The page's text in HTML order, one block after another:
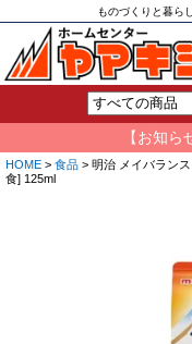
ものづくりと暮ら
【お知
HOME > 食品 > 明治 メイバラン
食] 125ml